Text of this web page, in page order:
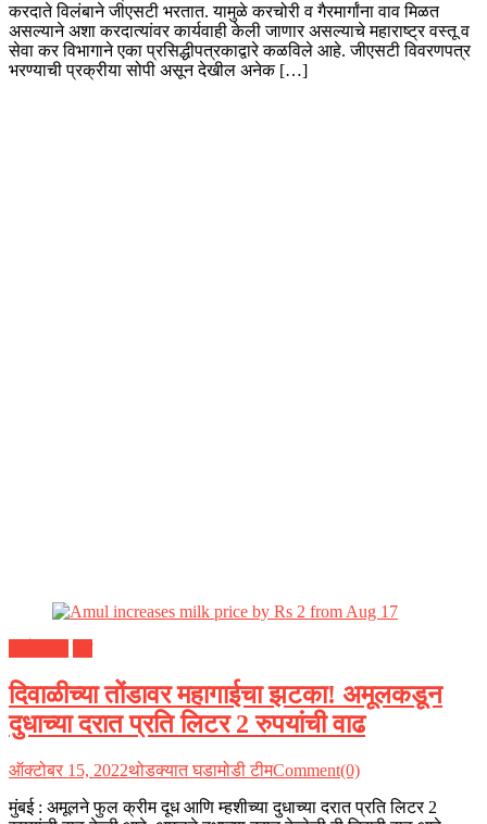
करदाते विलंबाने जीएसटी भरतात. यामुळे करचोरी व गैरमार्गांना वाव मिळत
असल्याने अशा करदात्यांवर कार्यवाही केली जाणार असल्याचे महाराष्ट्र वस्तू व
सेवा कर विभागाने एका प्रसिद्धीपत्रकाद्वारे कळविले आहे. जीएसटी विवरणपत्र
भरण्याची प्रक्रीया सोपी असून देखील अनेक […]
दिवाळीच्या तोंडावर महागाईचा झटका! अमूलकडून
दुधाच्या दरात प्रति लिटर 2 रुपयांची वाढ
ऑक्टोबर 15, 2022थोडक्यात घडामोडी टीमComment(0)
मुंबई : अमूलने फुल क्रीम दूध आणि म्हशीच्या दुधाच्या दरात प्रति लिटर 2